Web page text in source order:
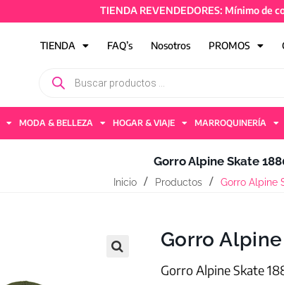
TIENDA REVENDEDORES: Mínimo de
TIENDA FAQ’s Nosotros PROMOS
MODA & BELLEZA HOGAR & VIAJE MARROQUINERÍA
Gorro Alpine Skate
Inicio Productos Gorro Alpine
Gorro
Gorro Alpine Skate